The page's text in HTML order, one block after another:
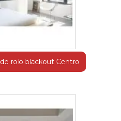
rolo blackout Centro